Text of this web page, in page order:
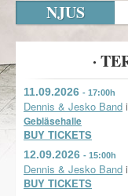
NJUS
·
11.09.2026 - 17:00h
Dennis & Jesko Band
Gebläsehalle
BUY TICKETS
12.09.2026 - 15:00h
Dennis & Jesko Band
BUY TICKETS